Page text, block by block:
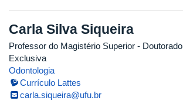
Carla Silva Siqueira
Professor do Magistério Superior - Doutorado
Exclusiva
Odontologia
Currículo Lattes
carla.siqueira@ufu.br